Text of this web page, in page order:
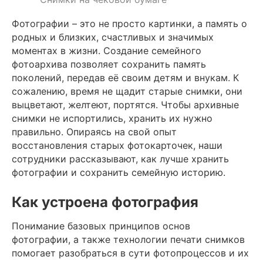
Фотографии – это не просто картинки, а память о
родных и близких, счастливых и значимых
моментах в жизни. Создание семейного
фотоархива позволяет сохранить память
поколений, передав её своим детям и внукам. К
сожалению, время не щадит старые снимки, они
выцветают, желтеют, портятся. Чтобы архивные
снимки не испортились, хранить их нужно
правильно. Опираясь на свой опыт
восстановления старых фотокарточек, наши
сотрудники рассказывают, как лучше хранить
фотографии и сохранить семейную историю.
Как устроена фотография
Понимание базовых принципов основ
фотографии, а также технологии печати снимков
помогает разобраться в сути фотопроцессов и их